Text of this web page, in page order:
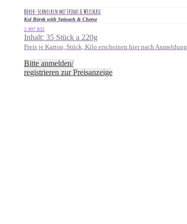
Börek-Schnecken mit Spinat & Weisskäse
Kol Börek with Spinach & Cheese
2.907.832
Inhalt: 35 Stück a 220g
Preis je Karton, Stück, Kilo erscheinen hier nach Anmeldung
Bitte anmelden/
registrieren zur Preisanzeige